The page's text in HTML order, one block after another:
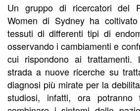
Un gruppo di ricercatori del
Women di Sydney ha
tessuti di differenti tipi di
osservando i cambiamenti e
cui rispondono ai
strada a nuove ricerche su
diagnosi più mirate per la
studiosi, infatti, ora potranno